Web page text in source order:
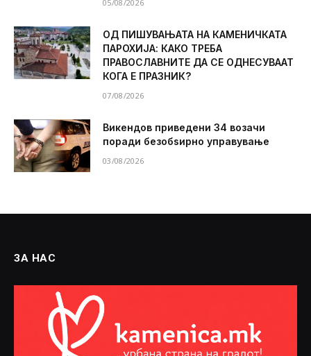
05/08/2026
ОД ПИШУВАЊАТА НА КАМЕНИЧКАТА
ПАРОХИЈА: КАКО ТРЕБА
ПРАВОСЛАВНИТЕ ДА СЕ ОДНЕСУВААТ
КОГА Е ПРАЗНИК?
07/08/2026
Викендов приведени 34 возачи
поради безобѕирно управување
03/08/2026
ЗА НАС